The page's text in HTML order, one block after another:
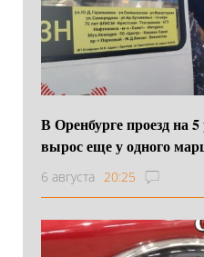
В Оренбурге проезд на
вырос еще у одного
6 августа 20:25